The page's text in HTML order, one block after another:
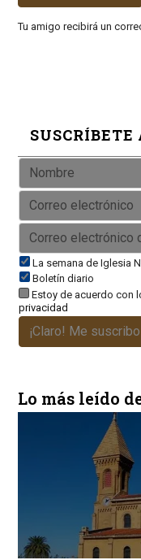
Tu amigo recibirá un
La semana de Iglesia
Boletín diario
Estoy de acuerdo con
privacidad
¡Claro! Me suscribo
Lo más leído